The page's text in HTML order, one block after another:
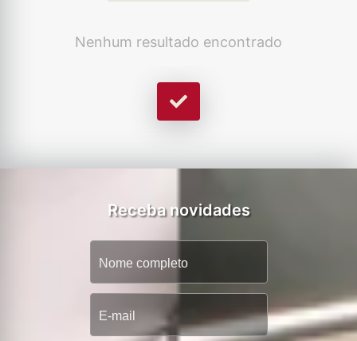
Nenhum resultado encontrado
Receba novidades